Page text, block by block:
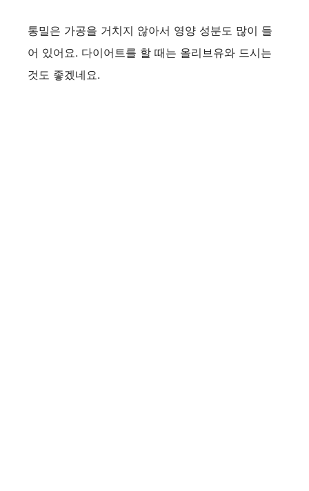
통밀은 가공을 거치지 않아서 영양 성분도 많이 들
어 있어요. 다이어트를 할 때는 올리브유와 드시는
것도 좋겠네요.